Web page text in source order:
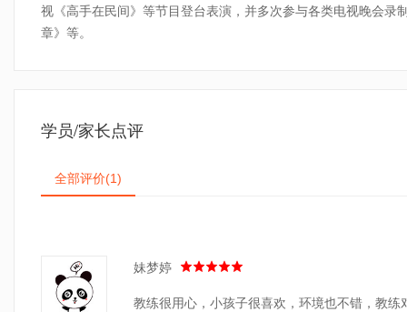
视《高手在民间》等节目登台表演，并多次参与各类电视晚会
章》等。
学员/家长点评
全部评价(1)
妹梦婷
教练很用心，小孩子很喜欢，环境也不错，教